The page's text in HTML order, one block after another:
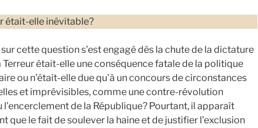
était-elle inévitable?
sur cette question s’est engagé dès la chute de la dictature
Terreur était-elle une conséquence fatale de la politique
ou n’était-elle due qu’à un concours de circonstances
et imprévisibles, comme une contre-révolution
l’encerclement de la République? Pourtant, il apparaît
que le fait de soulever la haine et de justifier l’exclusion